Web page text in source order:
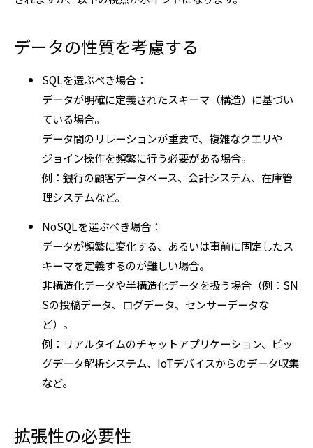
データの性質を考慮する
SQLを選ぶべき場合：
データが明確に定義されたスキーマ（構造）に基づい
ている場合。
データ間のリレーションが重要で、複雑なクエリや
ジョイン操作を頻繁に行う必要がある場合。
例：銀行の顧客データベース、会計システム、在庫管
理システムなど。
NoSQLを選ぶべき場合：
データが頻繁に変化する、あるいは事前に固定したス
キーマを定義するのが難しい場合。
非構造化データや半構造化データを扱う場合（例：SN
Sの投稿データ、ログデータ、センサーデータな
ど）。
例：リアルタイムのチャットアプリケーション、ビッ
グデータ解析システム、IoTデバイスからのデータ収集
など。
拡張性の必要性